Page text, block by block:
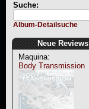
Suche:
Album-Detailsuche
Neue Reviews
Maquina:
Body Transmission